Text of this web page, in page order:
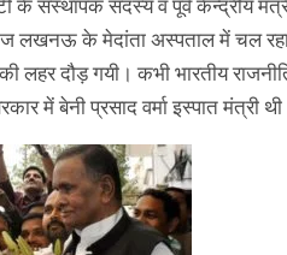
के संस्थापक सदस्य व पूर्व केन्द्रीय
लखनऊ के मेदांता अस्पताल में चल रहा
लहर दौड़ गयी। कभी भारतीय
में बेनी प्रसाद वर्मा इस्पात मंत्री